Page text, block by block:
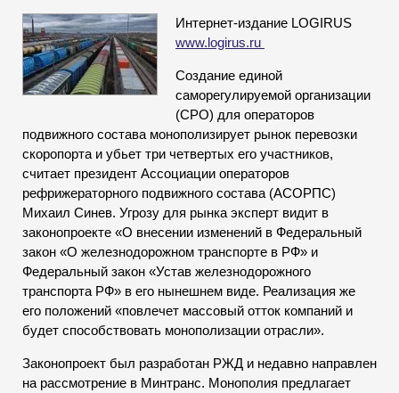
Интернет-издание LOGIRUS
www.logirus.ru
Создание единой
саморегулируемой организации
(СРО) для операторов
подвижного состава монополизирует рынок перевозки
скоропорта и убьет три четвертых его участников,
считает президент Ассоциации операторов
рефрижераторного подвижного состава (АСОРПС)
Михаил Синев. Угрозу для рынка эксперт видит в
законопроекте «О внесении изменений в Федеральный
закон «О железнодорожном транспорте в РФ» и
Федеральный закон «Устав железнодорожного
транспорта РФ» в его нынешнем виде. Реализация же
его положений «повлечет массовый отток компаний и
будет способствовать монополизации отрасли».
Законопроект был разработан РЖД и недавно направлен
на рассмотрение в Минтранс. Монополия предлагает